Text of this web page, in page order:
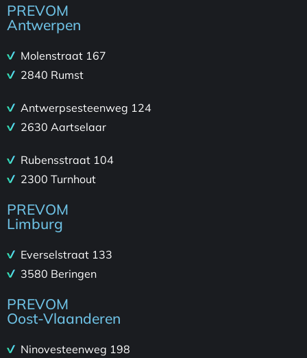
PREVOM
Antwerpen
Molenstraat 167
2840 Rumst
Antwerpsesteenweg 124
2630 Aartselaar
Rubensstraat 104
2300 Turnhout
PREVOM
Limburg
Everselstraat 133
3580 Beringen
PREVOM
Oost-Vlaanderen
Ninovesteenweg 198